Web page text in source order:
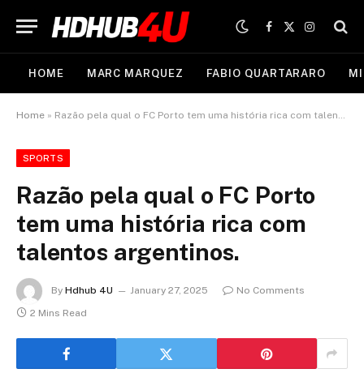
Facebook
X
(Twitter)
Instagram
HOME MARC MARQUEZ FABIO QUARTARARO
Home » Razão pela qual o FC Porto tem uma história rica com talentos argentinos.
SPORTS
Razão pela qual o FC Porto
tem uma história rica com
talentos argentinos.
By Hdhub 4U January 27, 2025
No Comments
2 Mins Read